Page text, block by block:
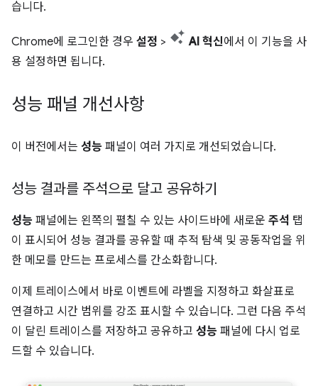
습니다.
Chrome에 로그인한 경우 설정 > AI 혁신에서 이 기능을 사
용 설정하면 됩니다.
성능 패널 개선사항
이 버전에서는 성능 패널이 여러 가지로 개선되었습니다.
성능 결과를 주석으로 달고 공유하기
성능 패널에는 왼쪽의 펼칠 수 있는 사이드바에 새로운 주석 탭
이 표시되어 성능 결과를 공유할 때 추적 탐색 및 공동작업을 위
한 메모를 만드는 프로세스를 간소화합니다.
이제 트레이스에서 바로 이벤트에 라벨을 지정하고 화살표로
연결하고 시간 범위를 강조 표시할 수 있습니다. 그런 다음 주석
이 달린 트레이스를 저장하고 공유하고 성능 패널에 다시 업로
드할 수 있습니다.